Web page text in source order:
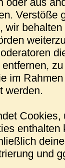
Verstöße
wir
im
werden.
und